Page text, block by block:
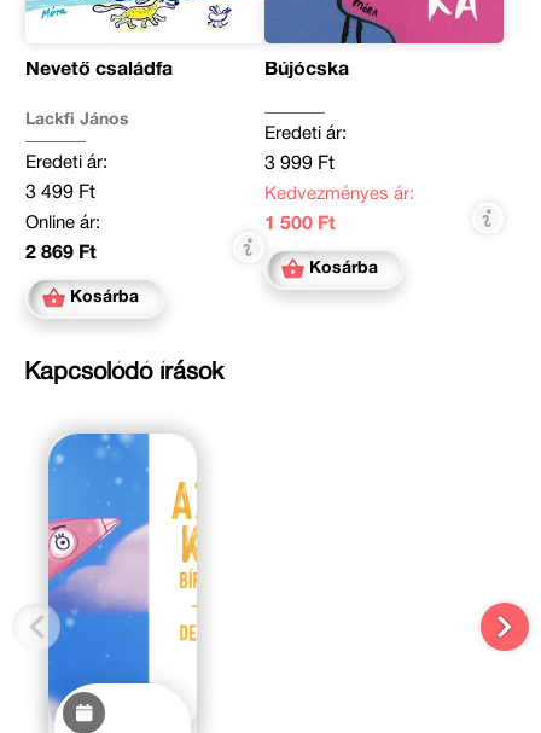
Nevető családfa
Lackfi János
Eredeti ár:
3 499 Ft
Online ár:
2 869 Ft
Kosárba
Bújócska
Eredeti ár:
3 999 Ft
Kedvezményes ár:
1 500 Ft
Kosárba
Kapcsolódó írások